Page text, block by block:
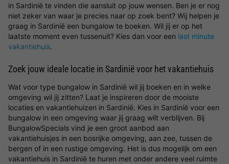
in Sardinië te vinden die aansluit op jouw wensen. Ben je er nog
niet zeker van waar je precies naar op zoek bent? Wij helpen je
graag in Sardinië een bungalow te boeken. Wil jij er op het
laatste moment even tussenuit? Kies dan voor een last minute
vakantiehuis.
Zoek jouw ideale locatie in Sardinië voor het vakantiehuis
Wat voor type bungalow in Sardinië wil jij boeken en in welke
omgeving wil jij zitten? Laat je inspireren door de mooiste
locaties en vakantiehuizen in Sardinië. Kies in Sardinië voor een
bungalow in een omgeving waar jij graag wilt verblijven. Bij
BungalowSpecials vind je een groot aanbod aan
vakantiehuisjes in een bosrijke omgeving, aan zee, tussen de
bergen of in een rustige omgeving. Het is dus mogelijk om een
vakantiehuis in Sardinië te huren met onder andere veel ruimte